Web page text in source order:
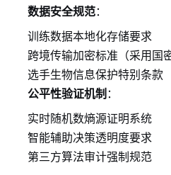
数据安全规范：
训练数据本地化存储要求
跨境传输加密标准（采用国
选手生物信息保护特别条款
公平性验证机制 ：
实时随机数熵源证明系统
智能辅助决策透明度要求
第三方算法审计强制规范